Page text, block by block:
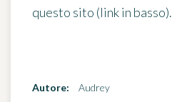
questo sito (link in basso).
Autore:
Audrey